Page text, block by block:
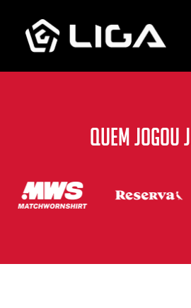
Quem jogou junto
QUEM JOGOU